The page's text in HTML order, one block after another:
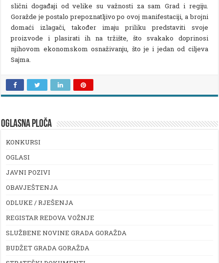
slični događaji od velike su važnosti za sam Grad i regiju.
Goražde je postalo prepoznatljivo po ovoj manifestaciji, a brojni
domaći izlagači, također imaju priliku predstaviti svoje
proizvode i plasirati ih na tržište, što svakako doprinosi
njihovom ekonomskom osnaživanju, što je i jedan od ciljeva
Sajma.
OGLASNA PLOČA
KONKURSI
OGLASI
JAVNI POZIVI
OBAVJEŠTENJA
ODLUKE / RJEŠENJA
REGISTAR REDOVA VOŽNJE
SLUŽBENE NOVINE GRADA GORAŽDA
BUDŽET GRADA GORAŽDA